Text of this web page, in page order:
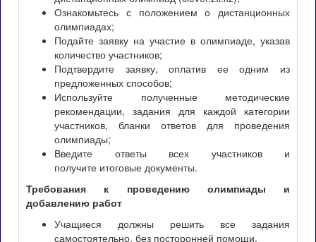
Ознакомьтесь с положением о дистанционных
олимпиадах;
Подайте заявку на участие в олимпиаде, указав
количество участников;
Подтвердите заявку, оплатив ее одним из
предложенных способов;
Используйте полученные методические
рекомендации, задания для каждой категории
участников, бланки ответов для проведения
олимпиады;
Введите ответы всех участников и
получите итоговые документы.
Требования к проведению олимпиады и
добавлению работ
Учащиеся должны решить все задания
самостоятельно, без посторонней помощи.